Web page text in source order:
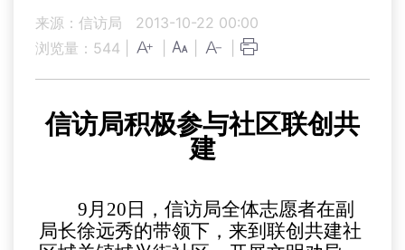
来源：信访局
2013-10-22 00:00
浏览量： 544
信访局积极参与社区联创共
建
9月 20 日，信访局全体志愿者在副
局长徐远秀的带领下，来到联创共建社